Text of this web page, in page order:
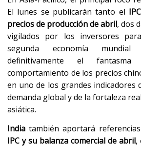
El lunes se publicarán tanto el IPC
precios de producción de abril, dos
vigilados por los inversores
segunda economía mundial
definitivamente el fantasma
comportamiento de los precios
en uno de los grandes indicadores
demanda global y de la fortaleza
asiática.
India también aportará
IPC y su balanza comercial de abril,